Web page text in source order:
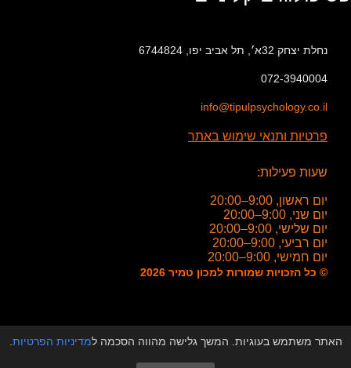
נחלת יצחק 32א׳, תל אביב יפו, 6744824
072-3940004
info@tipulpsychology.co.il
פרטיות ותנאי שימוש באתר
שעות פעילות:
יום ראשון, 9:00–20:00
יום שני, 9:00–20:00
יום שלישי, 9:00–20:00
יום רביעי, 9:00–20:00
יום חמישי, 9:00–20:00
© כל הזכויות שמורות למכון טמיר 2026
האתר משתמש בעוגיות. המשך גלישה מהווה הסכמה למדיניות הפרטיות